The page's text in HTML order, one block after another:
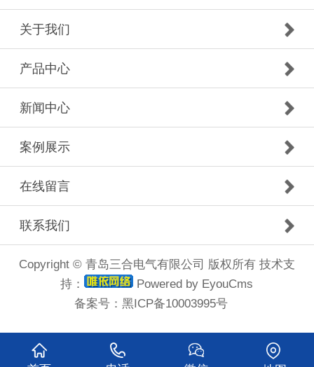
关于我们
产品中心
新闻中心
案例展示
在线留言
联系我们
Copyright © 青岛三合电气有限公司 版权所有 技术支
持：
Powered by EyouCms
备案号： 黑ICP备10003995号